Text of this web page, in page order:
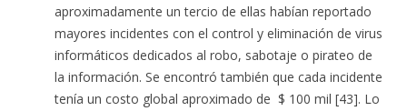
aproximadamente un tercio de ellas habían reportado
mayores incidentes con el control y eliminación de virus
informáticos dedicados al robo, sabotaje o pirateo de
la información. Se encontró también que cada incidente
tenía un costo global aproximado de $ 100 mil [43]. Lo